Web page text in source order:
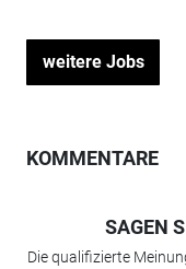
weitere Jobs
KOMMENTARE
SAGEN
Die qualifizierte